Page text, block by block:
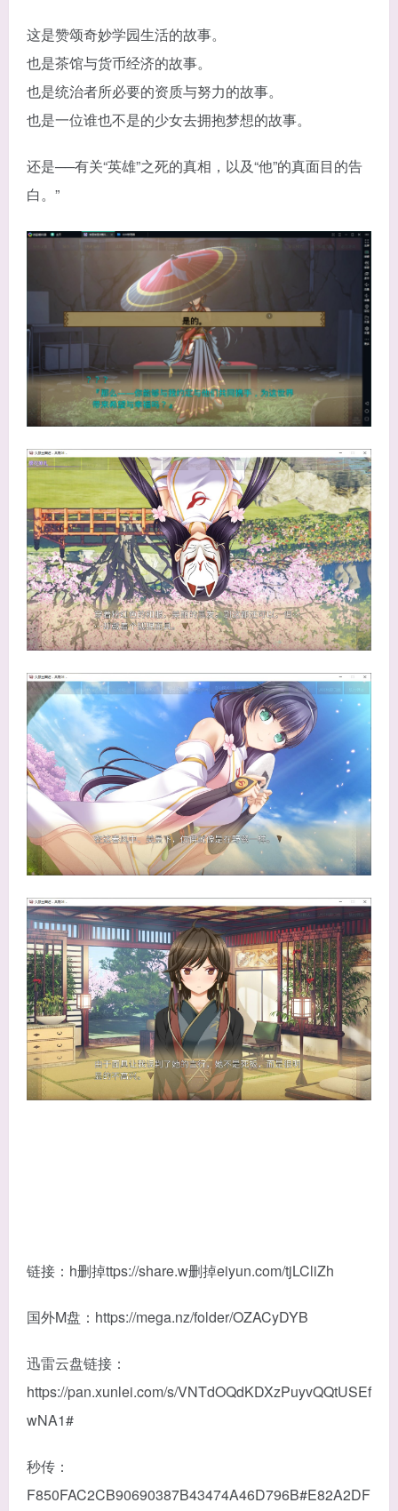
这是赞颂奇妙学园生活的故事。
也是茶馆与货币经济的故事。
也是统治者所必要的资质与努力的故事。
也是一位谁也不是的少女去拥抱梦想的故事。
还是──有关“英雄”之死的真相，以及“他”的真面目的告
白。”
链接：h删掉ttps://share.w删掉eiyun.com/tjLCliZh
国外M盘：https://mega.nz/folder/OZACyDYB
迅雷云盘链接：
https://pan.xunlei.com/s/VNTdOQdKDXzPuyvQQtUSEf
wNA1#
秒传：
F850FAC2CB90690387B43474A46D796B#E82A2DF